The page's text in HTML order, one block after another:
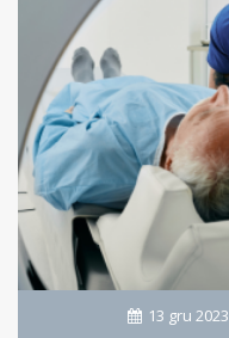
13 gru 2023